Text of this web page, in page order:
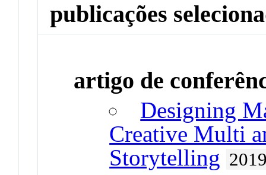
publicações
artigo de
Designing
Creative Multi
Storytelling